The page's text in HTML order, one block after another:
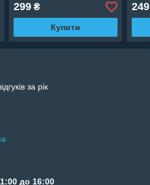
299₴
Купити
249
за рік
до 16:00